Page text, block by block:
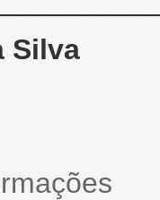
Silva